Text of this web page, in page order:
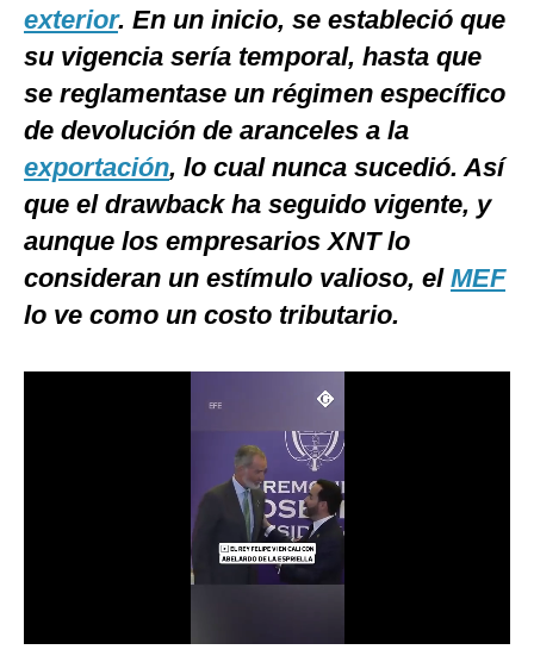
Club del Suscriptor
Mix
G de Gestión
Notas Contratadas
Podcast
Gestión TV
exterior. En un inicio, se estableció que
su vigencia sería temporal, hasta que
se reglamentase un régimen específico
de devolución de aranceles a la
exportación, lo cual nunca sucedió. Así
que el drawback ha seguido vigente, y
aunque los empresarios XNT lo
consideran un estímulo valioso, el MEF
lo ve como un costo tributario.